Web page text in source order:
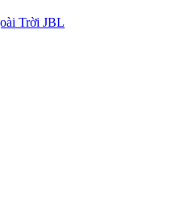
Trời JBL